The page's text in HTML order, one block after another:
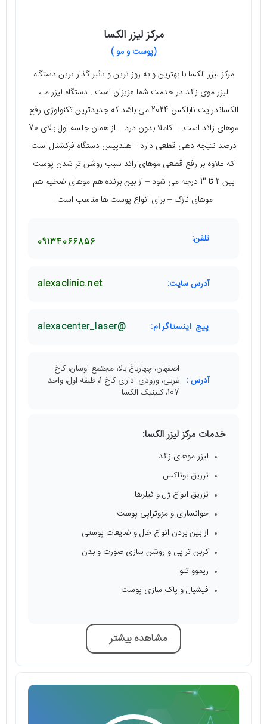
مرکز لیزر الکسا
(پوست و مو )
مرکز لیزر الکسا با بهترین و به روز ترین و تاثیر گذار ترین دستگاه
لیزر موی زائد در خدمت شما عزیزان است . دستگاه لیزر ما ،
الکساندرایت نابلکس 2024 می باشد که جدیدترین تکنولوژی رفع
موهای زائد است. – کاملا بدون درد – ⁠از همان جلسه اول بالای 70
درصد نتیجه دهی قطعی دارد – ⁠هندپیس دستگاه فرکشنال است
که علاوه بر رفع قطعی موهای زائد سبب روشن تر شدن پوست
بین 2 تا 3 درجه می شود – ⁠از بین برنده هم موهای ضخیم هم
موهای نازک – ⁠برای انواع پوست ها مناسب است.
تلفن: 09134066856
آدرس سایت: alexaclinic.net
پیج اینستاگرام: @alexacenter_laser
آدرس :
اصفهان، چهارباغ بالا، مجتمع اوسان، کاخ
غربی، ورودی اداری کاخ 1، طبقه اول، واحد
107، کلینیک الکسا
خدمات مرکز لیزر الکسا:
لیزر موهای زائد
ترریق بوتاکس
تزریق انواع ژل و فیلرها
جوانسازی و مزوتراپی پوست
از بین بردن انواع خال و ضایعات پوستی
کربن تراپی و روشن سازی صورت و بدن
ریموو تتو
فیشیال و پاک سازی پوست
مشاهده بیشتر